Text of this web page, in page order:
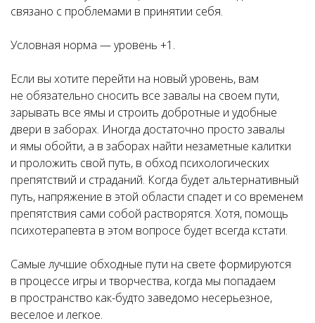
связано с проблемами в принятии себя.
Условная норма — уровень +1.
Если вы хотите перейти на новый уровень, вам
не обязательно сносить все завалы на своем пути,
зарывать все ямы и строить добротные и удобные
двери в заборах. Иногда достаточно просто завалы
и ямы обойти, а в заборах найти незаметные калитки
и проложить свой путь, в обход психологических
препятствий и страданий. Когда будет альтернативный
путь, напряжение в этой области спадет и со временем
препятствия сами собой растворятся. Хотя, помощь
психотерапевта в этом вопросе будет всегда кстати.
Самые лучшие обходные пути на свете формируются
в процессе игры и творчества, когда мы попадаем
в пространство как-будто заведомо несерьезное,
веселое и легкое.